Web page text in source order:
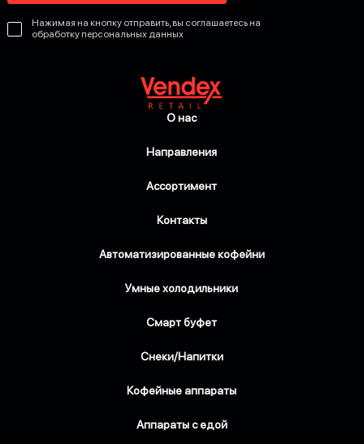
Нажимая на кнопку отправить, вы соглашаетесь на
обработку персональных данных
О нас
Направления
Ассортимент
Контакты
Автоматизированные кофейни
Умные холодильники
Смарт буфет
Снеки/Напитки
Кофейные аппараты
Аппараты с едой